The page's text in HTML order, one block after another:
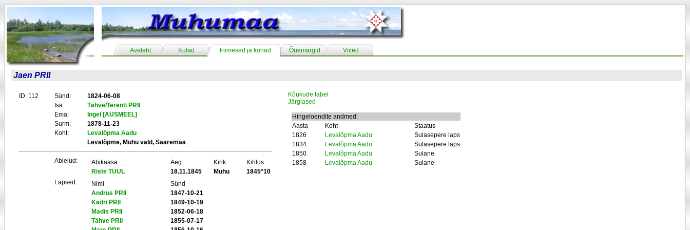
Avaleht Külad Inimesed ja kohad Õuemärgid Viited
Jaen PRII
ID: 112 Sünd:
1824-06-08
Isa:
Tähve/Terenti PRII
Ema:
Ingel [AUSMEEL]
Surm:
1878-11-23
Koht:
Levalõpma Aadu
Levalõpme, Muhu vald, Saaremaa
Abielud: Abikaasa Aeg Kirik
Kihlus
Riste TUUL
18.11.1845 Muhu
1845*10
Lapsed:
Nimi
Sünd
Andrus PRII
1847-10-21
Kadri PRII
1849-10-19
Madis PRII
1852-06-18
Tähve PRII
1855-07-17
Kõukude tabel
Järglased
Hingeloendite andmed:
Aasta
Koht
Staatus
1826
Levalõpma Aadu
Sulasepere laps
1834
Levalõpma Aadu
Sulasepere laps
1850
Levalõpma Aadu
Sulane
1858
Levalõpma Aadu Sulane